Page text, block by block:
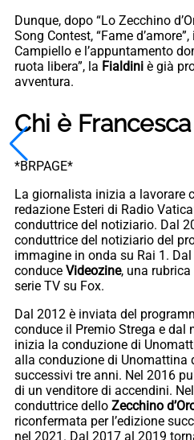
Dunque, dopo “Lo Zecchino
Song Contest, “Fame
Campiello e l’appuntamento
ruota libera”, la Fialdini è già
avventura.
Chi è
*BRPAGE*
La giornalista inizia a lavorare
redazione Esteri di Radio
conduttrice del notiziario. Dal
conduttrice del notiziario del
immagine in onda su Rai 1.
conduce Videozine, una
serie TV su Fox.
Dal 2012 è inviata del
conduce il Premio Strega e dal
inizia la conduzione di
alla conduzione di Unomattina
successivi tre anni. Nel 2016
di un venditore di accendini.
conduttrice dello Zecchino
riconfermata per l’edizione
nel 2021. Dal 2017 al 2019